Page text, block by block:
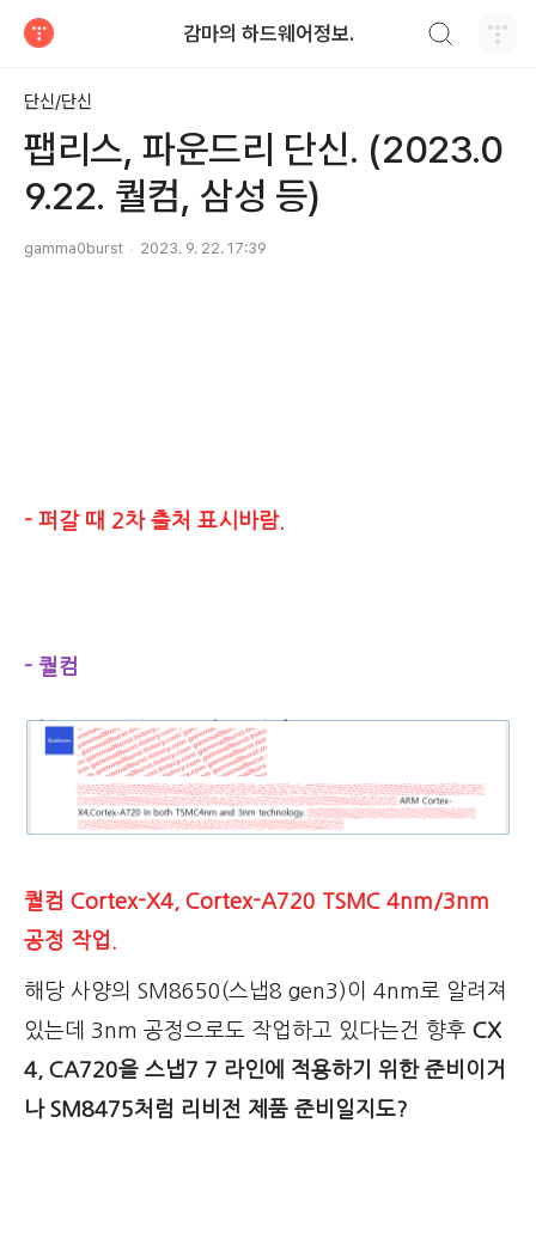
감마의 하드웨어정보.
단신/단신
팹리스, 파운드리 단신. (2023.0
9.22. 퀄컴, 삼성 등)
gamma0burst 2023. 9. 22. 17:39
- 퍼갈 때 2차 출처 표시바람.
- 퀄컴
퀄컴 Cortex-X4, Cortex-A720 TSMC 4nm/3nm
공정 작업.
해당 사양의 SM8650(스냅8 gen3)이 4nm로 알려져
있는데 3nm 공정으로도 작업하고 있다는건 향후 CX
4, CA720을 스냅7 7 라인에 적용하기 위한 준비이거
나 SM8475처럼 리비전 제품 준비일지도?